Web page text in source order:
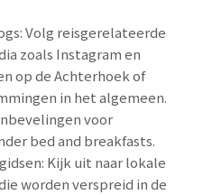
Volg reisgerelateerde
zoals Instagram en
op de Achterhoek of
in het algemeen.
voor
bed and breakfasts.
Kijk uit naar lokale
worden verspreid in de